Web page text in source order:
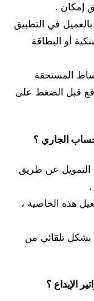
إمكان .
في التطبيق
أو البطاقة
المستحقة
قبل الضغط على
الجاري ؟
التمويل عن طريق
هذه الخاصية ،
بشكل تلقائي من
الإيداع ؟